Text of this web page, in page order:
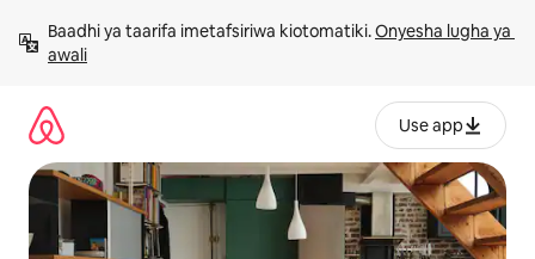
kwenda
kwenye
Baadhi ya taarifa imetafsiriwa kiotomatiki. Onyesha lugha ya
awali
Use app